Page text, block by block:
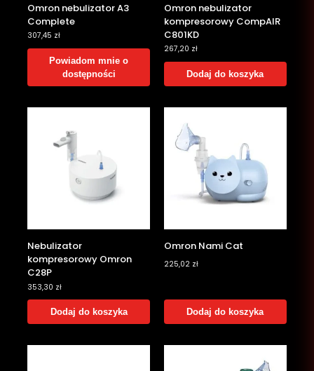
Omron nebulizator A3
Complete
307,45 zł
Powiadom mnie o
dostępności
Omron nebulizator
kompresorowy CompAIR
C801KD
267,20 zł
Dodaj do koszyka
Nebulizator
kompresorowy Omron
C28P
353,30 zł
Dodaj do koszyka
Omron Nami Cat
225,02 zł
Dodaj do koszyka